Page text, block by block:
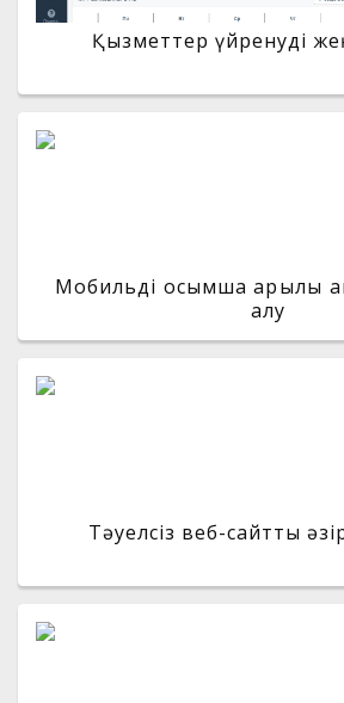
Қызметтер үйренуді
Мобильді қосымша арқылы
алу
Тәуелсіз веб-сайтты